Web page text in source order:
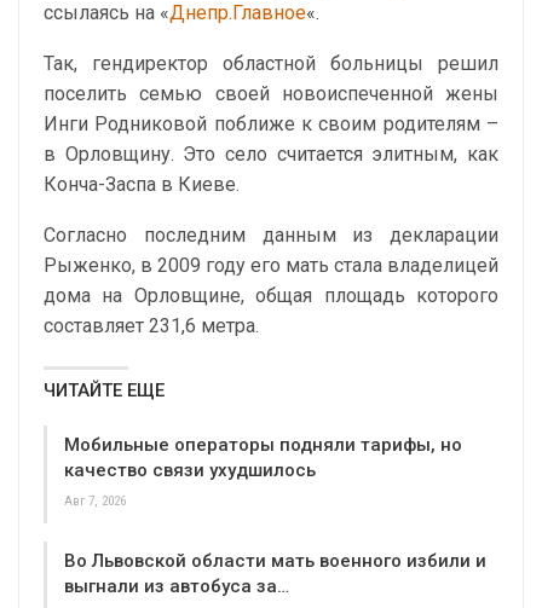
ссылаясь на «Днепр.Главное«.
Так, гендиректор областной больницы решил
поселить семью своей новоиспеченной жены
Инги Родниковой поближе к своим родителям –
в Орловщину. Это село считается элитным, как
Конча-Заспа в Киеве.
Согласно последним данным из декларации
Рыженко, в 2009 году его мать стала владелицей
дома на Орловщине, общая площадь которого
составляет 231,6 метра.
ЧИТАЙТЕ ЕЩЕ
Мобильные операторы подняли тарифы, но
качество связи ухудшилось
Авг 7, 2026
Во Львовской области мать военного избили и
выгнали из автобуса за…